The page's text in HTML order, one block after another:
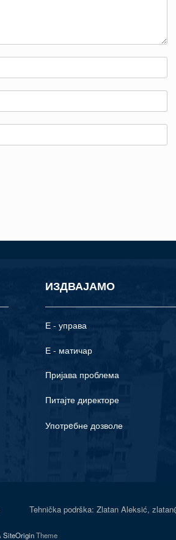
ИЗДВАЈАМО
Е - управа
Е - матичар
Пријава проблема
Питајте директоре
Употрeбне дозволе
Tehnička podrška: Zlatan Aleksić,
SiteOriginTheme